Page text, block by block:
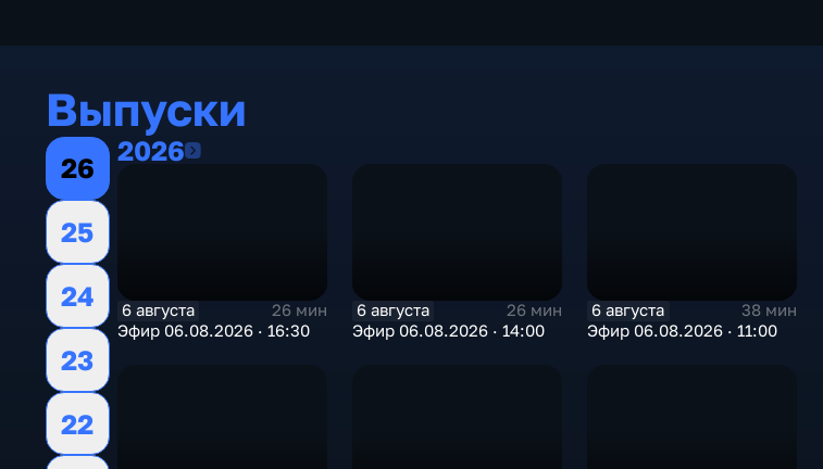
Выпуски
26
25
24
23
22
20262026
6 августа
26 мин
Эфир 06.08.2026 · 16:30
6 августа
26 мин
Эфир 06.08.2026 · 14:00
6 августа
38 мин
Эфир 06.08.2026 · 11:00